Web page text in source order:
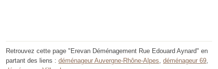
Retrouvez cette page "Erevan Déménagement Rue Edouard Aynard" en
partant des liens : déménageur Auvergne-Rhône-Alpes, déménageur 69,